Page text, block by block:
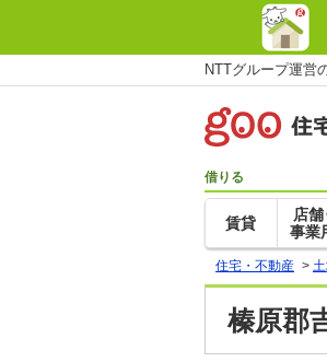
NTTグループ運営
借りる
賃貸
店舗
事業
住宅・不動産 >
榛原郡